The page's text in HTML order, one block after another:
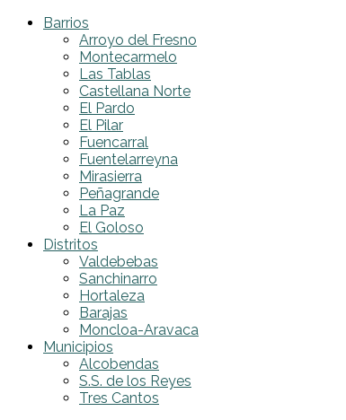
Barrios
Arroyo del Fresno
Montecarmelo
Las Tablas
Castellana Norte
El Pardo
El Pilar
Fuencarral
Fuentelarreyna
Mirasierra
Peñagrande
La Paz
El Goloso
Distritos
Valdebebas
Sanchinarro
Hortaleza
Barajas
Moncloa-Aravaca
Municipios
Alcobendas
S.S. de los Reyes
Tres Cantos